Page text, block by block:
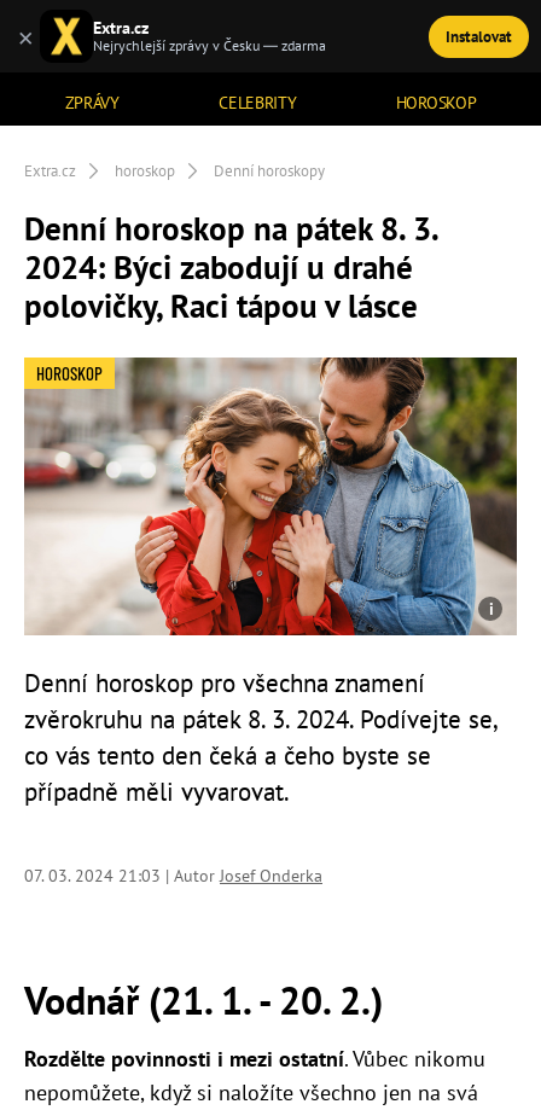
ZPRÁVY CELEBRITY HOROSKOP
TÉMATA
Extra.cz horoskop Denní horoskopy
Denní horoskop na pátek 8. 3.
2024: Býci zabodují u drahé
polovičky, Raci tápou v lásce
HOROSKOP
Denní horoskop pro všechna znamení
zvěrokruhu na pátek 8. 3. 2024. Podívejte se,
co vás tento den čeká a čeho byste se
případně měli vyvarovat.
07. 03. 2024 21:03 | AutorJosef Onderka
Vodnář (21. 1. - 20. 2.)
Rozdělte povinnosti i mezi ostatní. Vůbec nikomu
nepomůžete, když si naložíte všechno jen na svá
× Extra.cz
Nejrychlejší zprávy v Česku — zdarma Instalovat